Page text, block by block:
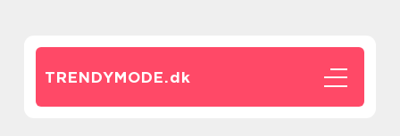
TRENDYMODE.dk